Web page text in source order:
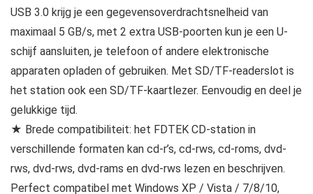
USB 3.0 krijg je een gegevensoverdrachtsnelheid van
maximaal 5 GB/s, met 2 extra USB-poorten kun je een U-
schijf aansluiten, je telefoon of andere elektronische
apparaten opladen of gebruiken. Met SD/TF-readerslot is
het station ook een SD/TF-kaartlezer. Eenvoudig en deel je
gelukkige tijd.
★ Brede compatibiliteit: het FDTEK CD-station in
verschillende formaten kan cd-r’s, cd-rws, cd-roms, dvd-
rws, dvd-rws, dvd-rams en dvd-rws lezen en beschrijven.
Perfect compatibel met Windows XP / Vista / 7/8/10,